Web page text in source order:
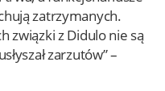
zatrzymanych.
związki z Didulo nie są
zarzutów” –